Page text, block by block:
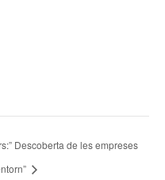
Descoberta de les empreses